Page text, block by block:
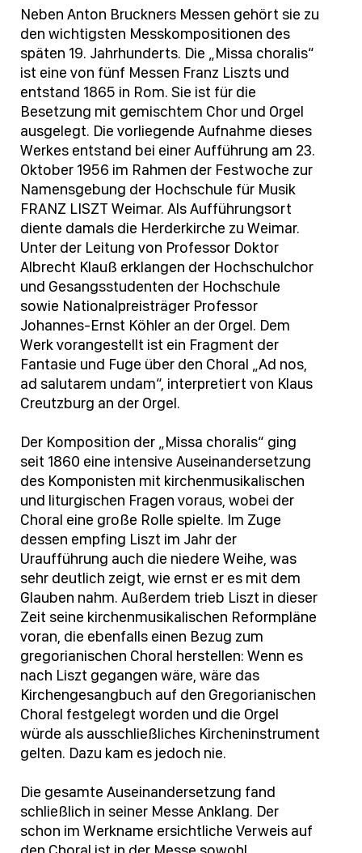
Neben Anton Bruckners Messen gehört sie zu
den wichtigsten Messkompositionen des
späten 19. Jahrhunderts. Die „Missa choralis“
ist eine von fünf Messen Franz Liszts und
entstand 1865 in Rom. Sie ist für die
Besetzung mit gemischtem Chor und Orgel
ausgelegt. Die vorliegende Aufnahme dieses
Werkes entstand bei einer Aufführung am 23.
Oktober 1956 im Rahmen der Festwoche zur
Namensgebung der Hochschule für Musik
FRANZ LISZT Weimar. Als Aufführungsort
diente damals die Herderkirche zu Weimar.
Unter der Leitung von Professor Doktor
Albrecht Klauß erklangen der Hochschulchor
und Gesangsstudenten der Hochschule
sowie Nationalpreisträger Professor
Johannes-Ernst Köhler an der Orgel. Dem
Werk vorangestellt ist ein Fragment der
Fantasie und Fuge über den Choral „Ad nos,
ad salutarem undam“, interpretiert von Klaus
Creutzburg an der Orgel.
Der Komposition der „Missa choralis“ ging
seit 1860 eine intensive Auseinandersetzung
des Komponisten mit kirchenmusikalischen
und liturgischen Fragen voraus, wobei der
Choral eine große Rolle spielte. Im Zuge
dessen empfing Liszt im Jahr der
Uraufführung auch die niedere Weihe, was
sehr deutlich zeigt, wie ernst er es mit dem
Glauben nahm. Außerdem trieb Liszt in dieser
Zeit seine kirchenmusikalischen Reformpläne
voran, die ebenfalls einen Bezug zum
gregorianischen Choral herstellen: Wenn es
nach Liszt gegangen wäre, wäre das
Kirchengesangbuch auf den Gregorianischen
Choral festgelegt worden und die Orgel
würde als ausschließliches Kircheninstrument
gelten. Dazu kam es jedoch nie.
Die gesamte Auseinandersetzung fand
schließlich in seiner Messe Anklang. Der
schon im Werkname ersichtliche Verweis auf